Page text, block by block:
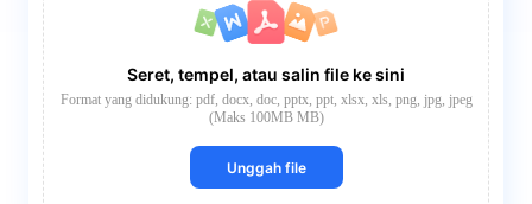
Seret, tempel, atau salin file ke sini
Format yang didukung: pdf, docx, doc, pptx, ppt, xlsx, xls, png, jpg, jpeg
(Maks 100MB MB)
Unggah file